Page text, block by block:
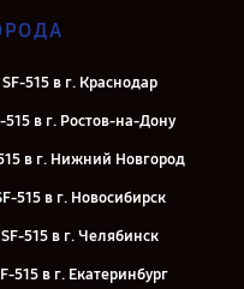
515 в г. Краснодар
в г. Ростов-на-Дону
в г. Нижний Новгород
515 в г. Новосибирск
515 в г. Челябинск
515 в г. Екатеринбург